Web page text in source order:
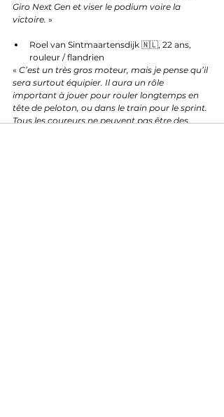
Giro Next Gen et viser le podium voire la
victoire. »
Roel van Sintmaartensdijk 🇳🇱, 22 ans,
rouleur / flandrien
« C’est un très gros moteur, mais je pense qu’il
sera surtout équipier. Il aura un rôle
important à jouer pour rouler longtemps en
tête de peloton, ou dans le train pour le sprint.
Tous les coureurs ne peuvent pas être des